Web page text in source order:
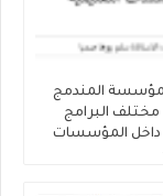
المندمج
مختلف البرامج
داخل المؤسسات